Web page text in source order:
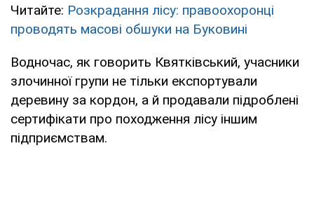
Читайте: Розкрадання лісу: правоохоронці
проводять масові обшуки на Буковині
Водночас, як говорить Квятківський, учасники
злочинної групи не тільки експортували
деревину за кордон, а й продавали підроблені
сертифікати про походження лісу іншим
підприємствам.